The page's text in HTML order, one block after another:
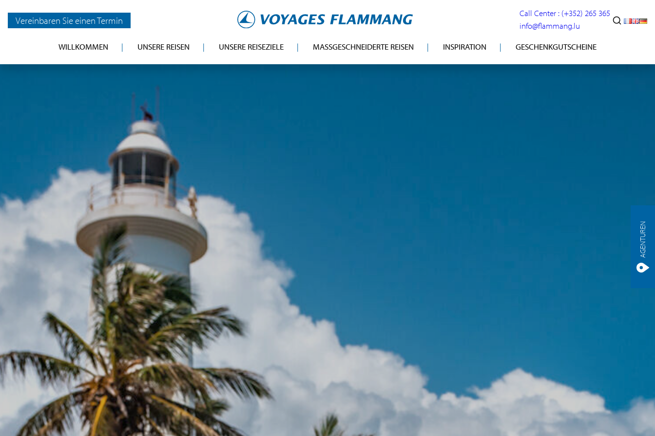
Vereinbaren Sie einen Termin
Call Center : (+352) 265 365
info@flammang.lu
AGENTUREN
WILLKOMMEN UNSERE REISEN UNSERE REISEZIELE MASSGESCHNEIDERTE REISEN INSPIRATION GESCHENKGUTSCHEINE